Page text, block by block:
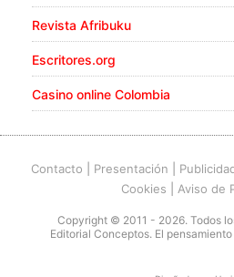
Revista Afribuku
Escritores.org
Casino online Colombia
Contacto Presentación
Cookies
Aviso de
Copyright © 2011 - 2026. Todos
Editorial Conceptos. El